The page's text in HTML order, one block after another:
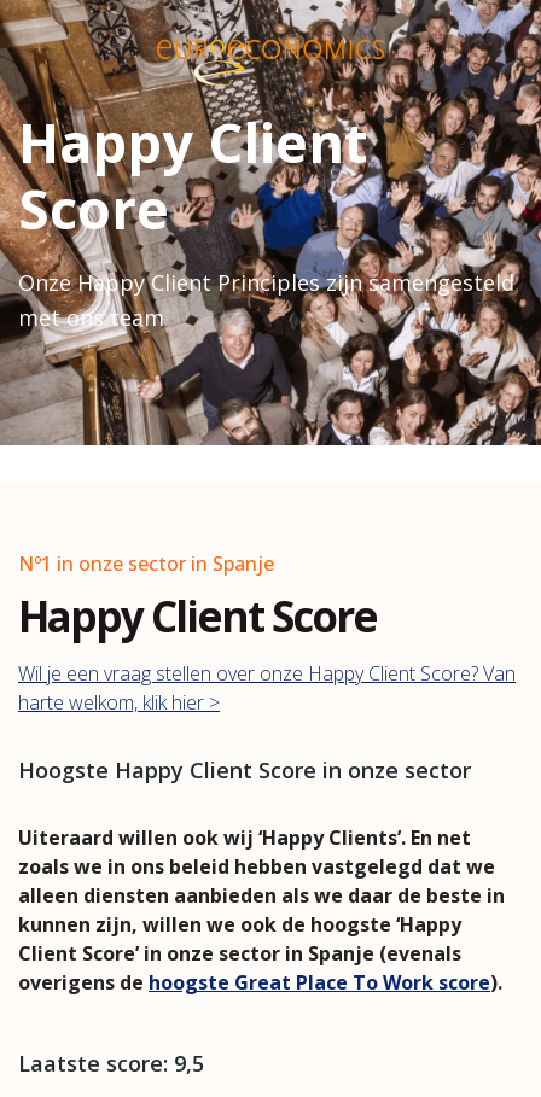
Happy Client
Score
Onze Happy Client Principles zijn samengesteld
met ons team
Nº1 in onze sector in Spanje
Happy Client Score
Wil je een vraag stellen over onze Happy Client Score? Van
harte welkom, klik hier >
Hoogste Happy Client Score in onze sector
Uiteraard willen ook wij ‘Happy Clients’. En net
zoals we in ons beleid hebben vastgelegd dat we
alleen diensten aanbieden als we daar de beste in
kunnen zijn, willen we ook de hoogste ‘Happy
Client Score’ in onze sector in Spanje (evenals
overigens de hoogste Great Place To Work score).
Laatste score: 9,5